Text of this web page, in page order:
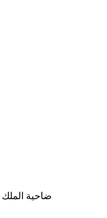
3742، ضاحية الملك فهد،